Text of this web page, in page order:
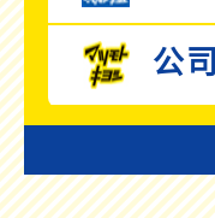
公